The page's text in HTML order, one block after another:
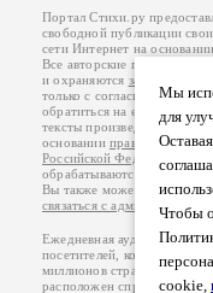
Мы
для
Чтобы
cookie,
Портал Стихи.ру
свободной публикации
сети Интернет на
Все авторские права на
и охраняются законом
.
только с согласия его
обратиться на его
тексты произведений
основанииправил
Российской Федерации
обрабатываются на
Вы также можете
связаться с администрацией
Ежедневная аудитория
посетителей, которые в
миллионов страниц по
расположен справа от